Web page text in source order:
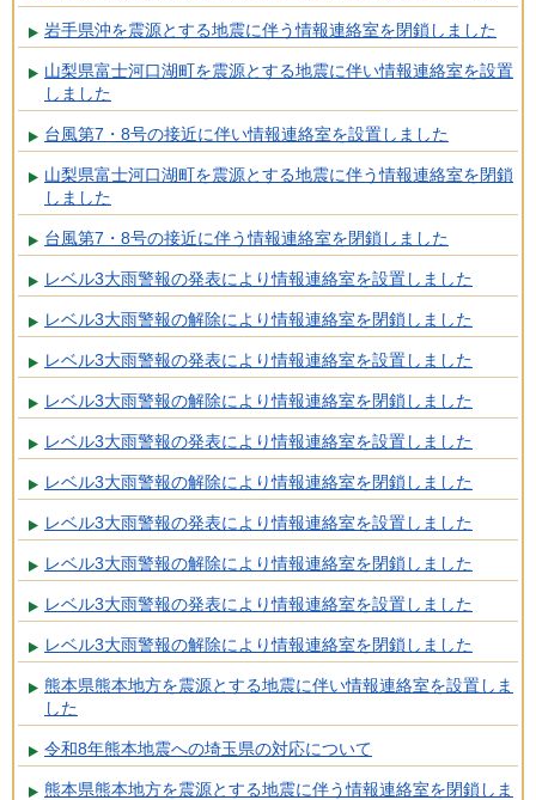
岩手県沖を震源とする地震に伴う情報連絡室を閉鎖しました
山梨県富士河口湖町を震源とする地震に伴い情報連絡室を設置
しました
台風第7・8号の接近に伴い情報連絡室を設置しました
山梨県富士河口湖町を震源とする地震に伴う情報連絡室を閉鎖
しました
台風第7・8号の接近に伴う情報連絡室を閉鎖しました
レベル3大雨警報の発表により情報連絡室を設置しました
レベル3大雨警報の解除により情報連絡室を閉鎖しました
レベル3大雨警報の発表により情報連絡室を設置しました
レベル3大雨警報の解除により情報連絡室を閉鎖しました
レベル3大雨警報の発表により情報連絡室を設置しました
レベル3大雨警報の解除により情報連絡室を閉鎖しました
レベル3大雨警報の発表により情報連絡室を設置しました
レベル3大雨警報の解除により情報連絡室を閉鎖しました
レベル3大雨警報の発表により情報連絡室を設置しました
レベル3大雨警報の解除により情報連絡室を閉鎖しました
熊本県熊本地方を震源とする地震に伴い情報連絡室を設置しま
した
令和8年熊本地震への埼玉県の対応について
熊本県熊本地方を震源とする地震に伴う情報連絡室を閉鎖しま